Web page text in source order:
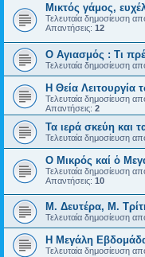
Μικτός γάμος,
Τελευταία δημοσίευση
Απαντήσεις: 12
Ο Αγιασμός : Τι
Τελευταία δημοσίευση
Η Θεία Λειτουργία
Τελευταία δημοσίευση
Απαντήσεις: 2
Τα ιερά σκεύη και
Τελευταία δημοσίευση
Ο Μικρός καί ὁ
Τελευταία δημοσίευση
Απαντήσεις: 10
Μ. Δευτέρα, Μ.
Τελευταία δημοσίευση
Η Μεγάλη
Τελευταία δημοσίευση